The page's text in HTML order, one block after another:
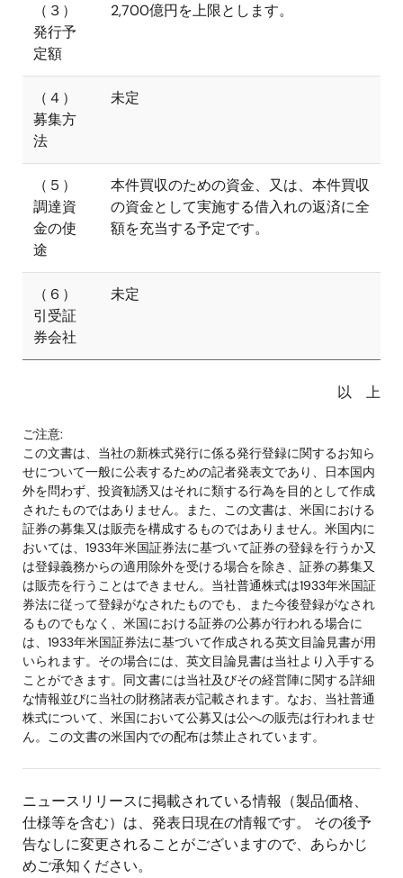
（３）
発行予
定額
2,700億円を上限とします。
（４）
募集方
法
未定
（５）
調達資
金の使
途
本件買収のための資金、又は、本件買収
の資金として実施する借入れの返済に全
額を充当する予定です。
（６）
引受証
券会社
未定
以 上
ご注意:
この文書は、当社の新株式発行に係る発行登録に関するお知ら
せについて一般に公表するための記者発表文であり、日本国内
外を問わず、投資勧誘又はそれに類する行為を目的として作成
されたものではありません。また、この文書は、米国における
証券の募集又は販売を構成するものではありません。米国内に
おいては、1933年米国証券法に基づいて証券の登録を行うか又
は登録義務からの適用除外を受ける場合を除き、証券の募集又
は販売を行うことはできません。当社普通株式は1933年米国証
券法に従って登録がなされたものでも、また今後登録がなされ
るものでもなく、米国における証券の公募が行われる場合に
は、1933年米国証券法に基づいて作成される英文目論見書が用
いられます。その場合には、英文目論見書は当社より入手する
ことができます。同文書には当社及びその経営陣に関する詳細
な情報並びに当社の財務諸表が記載されます。なお、当社普通
株式について、米国において公募又は公への販売は行われませ
ん。この文書の米国内での配布は禁止されています。
ニュースリリースに掲載されている情報（製品価格、
仕様等を含む）は、発表日現在の情報です。 その後予
告なしに変更されることがございますので、あらかじ
めご承知ください。